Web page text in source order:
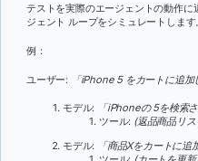
テストを実際のエージェントの動作
ジェント ループをシミュレートします
例：
ユーザー: 「iPhone 5 をカートに追加
モデル:
「iPhoneの 5を検索
ツール: (返品商品リス
モデル:
「商品Xをカートに追